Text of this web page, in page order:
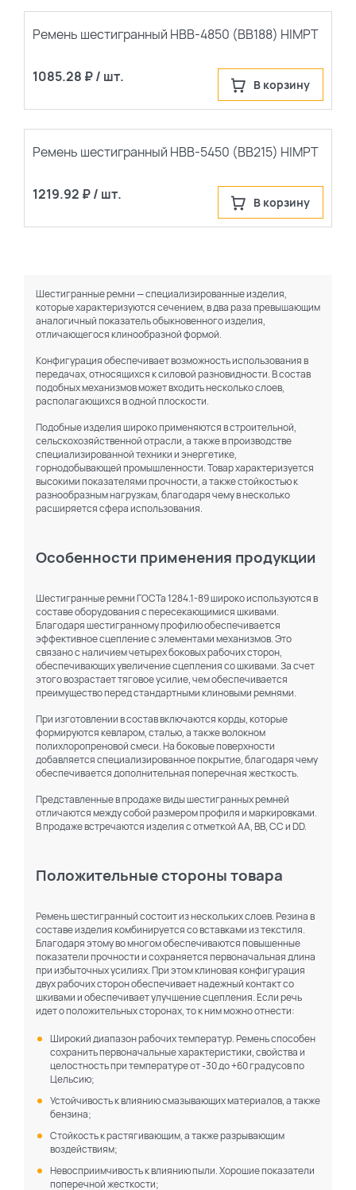
Ремень шестигранный НВВ-4850 (BB188) HIMPT
1085.28 ₽ / шт. В корзину
Ремень шестигранный НВВ-5450 (BB215) HIMPT
1219.92 ₽ / шт. В корзину
Шестигранные ремни — специализированные изделия,
которые характеризуются сечением, в два раза превышающим
аналогичный показатель обыкновенного изделия,
отличающегося клинообразной формой.
Конфигурация обеспечивает возможность использования в
передачах, относящихся к силовой разновидности. В состав
подобных механизмов может входить несколько слоев,
располагающихся в одной плоскости.
Подобные изделия широко применяются в строительной,
сельскохозяйственной отрасли, а также в производстве
специализированной техники и энергетике,
горнодобывающей промышленности. Товар характеризуется
высокими показателями прочности, а также стойкостью к
разнообразным нагрузкам, благодаря чему в несколько
расширяется сфера использования.
Особенности применения продукции
Шестигранные ремни ГОСТа 1284.1-89 широко используются в
составе оборудования с пересекающимися шкивами.
Благодаря шестигранному профилю обеспечивается
эффективное сцепление с элементами механизмов. Это
связано с наличием четырех боковых рабочих сторон,
обеспечивающих увеличение сцепления со шкивами. За счет
этого возрастает тяговое усилие, чем обеспечивается
преимущество перед стандартными клиновыми ремнями.
При изготовлении в состав включаются корды, которые
формируются кевларом, сталью, а также волокном
полихлоропреновой смеси. На боковые поверхности
добавляется специализированное покрытие, благодаря чему
обеспечивается дополнительная поперечная жесткость.
Представленные в продаже виды шестигранных ремней
отличаются между собой размером профиля и маркировками.
В продаже встречаются изделия с отметкой AA, BB, CC и DD.
Положительные стороны товара
Ремень шестигранный состоит из нескольких слоев. Резина в
составе изделия комбинируется со вставками из текстиля.
Благодаря этому во многом обеспечиваются повышенные
показатели прочности и сохраняется первоначальная длина
при избыточных усилиях. При этом клиновая конфигурация
двух рабочих сторон обеспечивает надежный контакт со
шкивами и обеспечивает улучшение сцепления. Если речь
идет о положительных сторонах, то к ним можно отнести:
Широкий диапазон рабочих температур. Ремень способен
сохранить первоначальные характеристики, свойства и
целостность при температуре от -30 до +60 градусов по
Цельсию;
Устойчивость к влиянию смазывающих материалов, а также
бензина;
Стойкость к растягивающим, а также разрывающим
воздействиям;
Невосприимчивость к влиянию пыли. Хорошие показатели
поперечной жесткости;
По каталогуПо сайту